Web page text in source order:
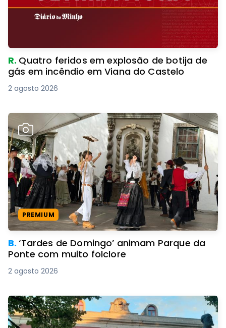
R. Quatro feridos em explosão de botija de
gás em incêndio em Viana do Castelo
2 agosto 2026
PREMIUM
B.‘Tardes de Domingo’ animam Parque da
Ponte com muito folclore
2 agosto 2026